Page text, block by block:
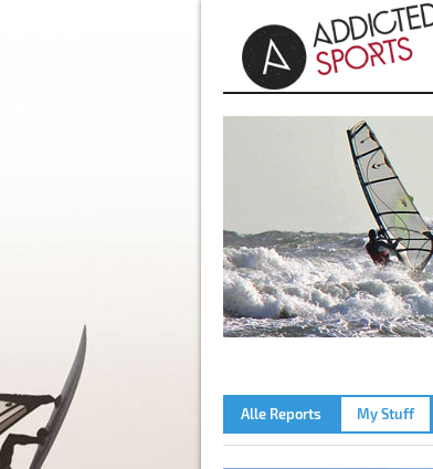
Alle Reports My Stuff